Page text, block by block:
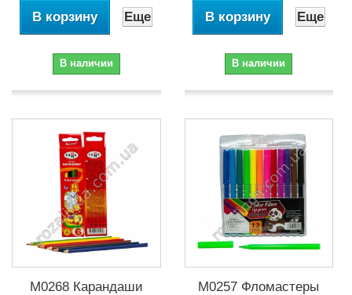
В корзину Еще
В наличии
В корзину Еще
В наличии
М0268 Карандаши
М0257 Фломастеры